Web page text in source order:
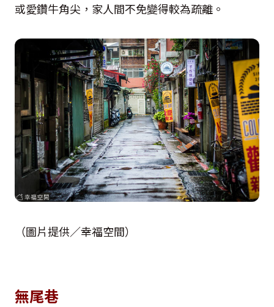
或愛鑽牛角尖，家人間不免變得較為疏離。
（圖片提供／幸福空間）
無尾巷